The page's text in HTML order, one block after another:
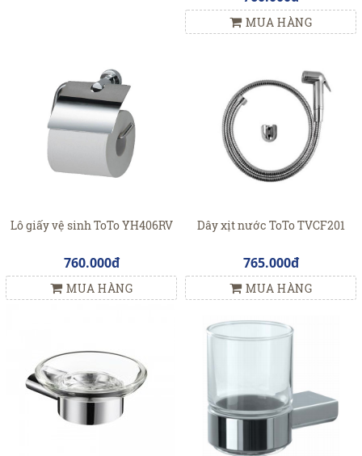
MUA HÀNG
Lô giấy vệ sinh ToTo YH406RV
760.000đ
MUA HÀNG
Dây xịt nước ToTo TVCF201
765.000đ
MUA HÀNG